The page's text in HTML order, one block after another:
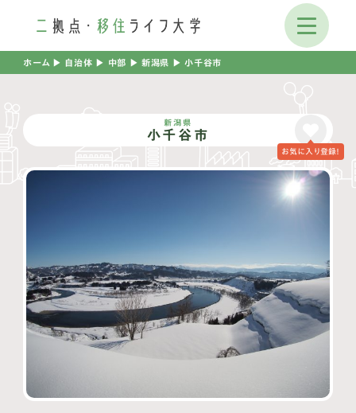
ホーム ▶︎ 自治体 ▶︎ 中部 ▶︎新潟県 ▶︎小千谷市
新潟県
小千谷市
お気に入り登録！